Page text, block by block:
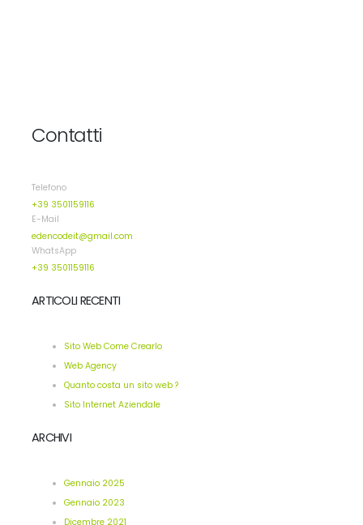
Contatti
Telefono
+39 3501159116
E-Mail
edencodeit@gmail.com
WhatsApp
+39 3501159116
ARTICOLI RECENTI
Sito Web Come Crearlo
Web Agency
Quanto costa un sito web ?
Sito Internet Aziendale
ARCHIVI
Gennaio 2025
Gennaio 2023
Dicembre 2021